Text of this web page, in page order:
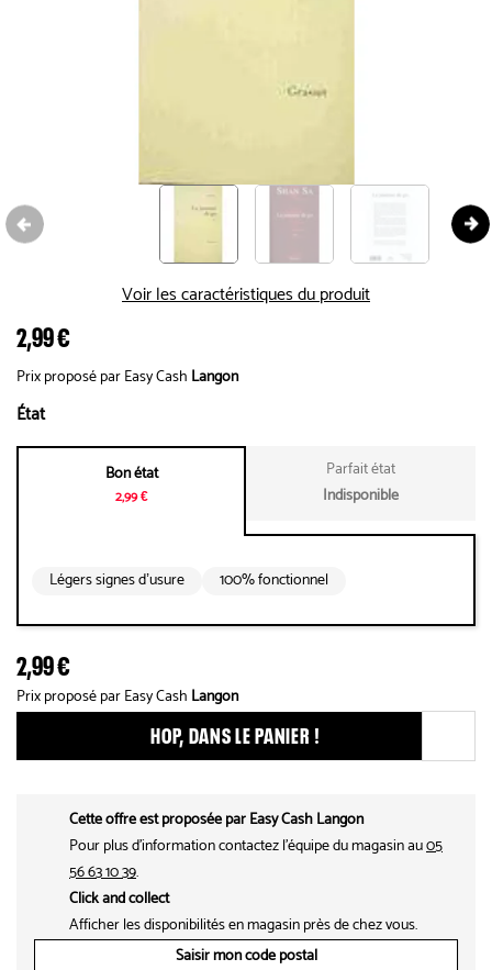
Voir les caractéristiques du produit
2,99 €
Prix proposé par Easy Cash Langon
État
Bon état
2,99 €
Parfait état
Indisponible
Légers signes d’usure 100% fonctionnel
2,99 €
Prix proposé par Easy Cash Langon
HOP, DANS LE PANIER !
Cette offre est proposée par Easy Cash Langon
Pour plus d'information contactez l'équipe du magasin au05
56 63 10 39.
Click and collect
Afficher les disponibilités en magasin près de chez vous.
Saisir mon code postal